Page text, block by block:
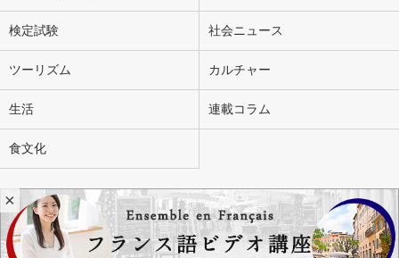
検定試験 社会ニュース
ツーリズム カルチャー
生活 連載コラム
食文化
会社概要 お問い合わせ 広告掲載 ライター募集
個人情報の取り扱いについて
×